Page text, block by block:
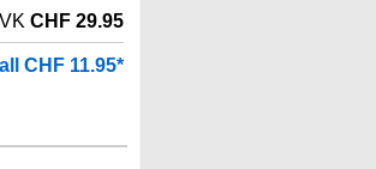
CHF 29.95
CHF 11.95*